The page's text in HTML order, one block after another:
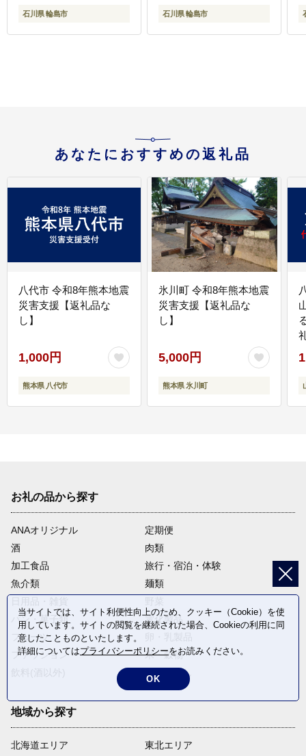
石川県 輪島市 石川県 輪島市
あなたにおすすめの返礼品
八代市 令和8年熊本地震
災害支援【返礼品な
し】
1,000円
熊本県 八代市
氷川町 令和8年熊本地震
災害支援【返礼品な
し】
5,000円
熊本県 氷川町
お礼の品から探す
ANAオリジナル
定期便
酒
肉類
加工食品
旅行・宿泊・体験
魚介類
麺類
パン・菓子類
電化製品
フルーツ
ファッション
米・穀物
返礼品なし
地域から探す
北海道エリア
東北エリア
当サイトでは、サイト利便性向上のため、クッキー（Cookie）を使
用しています。サイトの閲覧を継続された場合、Cookieの利用に同
意したことものといたします。
詳細についてはプライバシーポリシーをお読みください。
OK